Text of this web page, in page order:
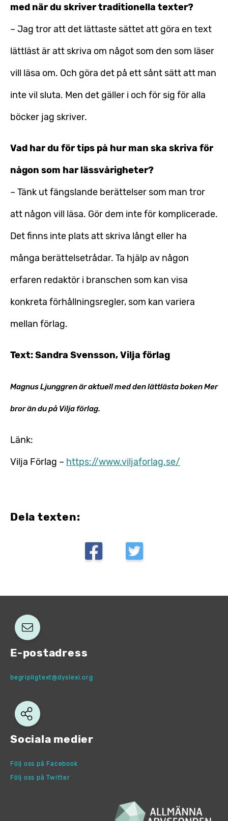
med när du skriver traditionella texter?
– Jag tror att det lättaste sättet att göra en text
lättläst är att skriva om något som den som läser
vill läsa om. Och göra det på ett sånt sätt att man
inte vil sluta. Men det gäller i och för sig för alla
böcker jag skriver.
Vad har du för tips på hur man ska skriva för
någon som har lässvårigheter?
– Tänk ut fängslande berättelser som man tror
att någon vill läsa. Gör dem inte för komplicerade.
Det finns inte plats att skriva långt eller ha
många berättelsetrådar. Ta hjälp av någon
erfaren redaktör i branschen som kan visa
konkreta förhållningsregler, som kan variera
mellan förlag.
Text: Sandra Svensson, Vilja förlag
Magnus Ljunggren är aktuell med den lättlästa boken Mer
bror än du på Vilja förlag.
Länk:
Vilja Förlag – https://www.viljaforlag.se/
Dela texten:
E-postadress
begripligtext@dyslexi.org
Sociala medier
Följ oss på Facebook
Följ oss på Twitter